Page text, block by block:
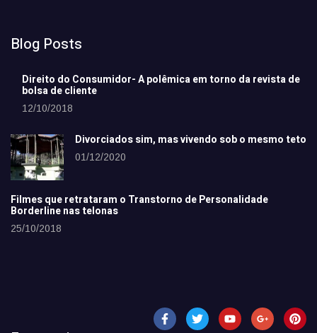
Blog Posts
Direito do Consumidor- A polêmica em torno da revista de
bolsa de cliente
12/10/2018
Divorciados sim, mas vivendo sob o mesmo teto
01/12/2020
Filmes que retrataram o Transtorno de Personalidade
Borderline nas telonas
25/10/2018